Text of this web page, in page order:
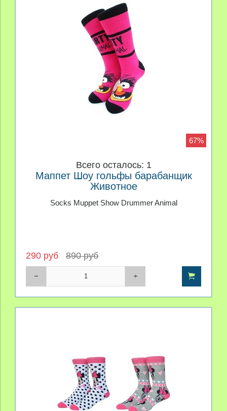
67%
Всего осталось: 1
Маппет Шоу гольфы барабанщик
Животное
Socks Muppet Show Drummer Animal
290 руб 890 руб